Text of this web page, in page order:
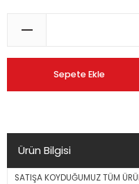
Sepete Ekle
Ürün Bilgisi
SATIŞA KOYDUĞUMUZ TÜM